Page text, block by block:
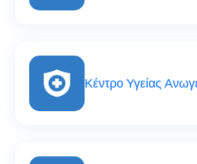
Κέντρο Υγείας